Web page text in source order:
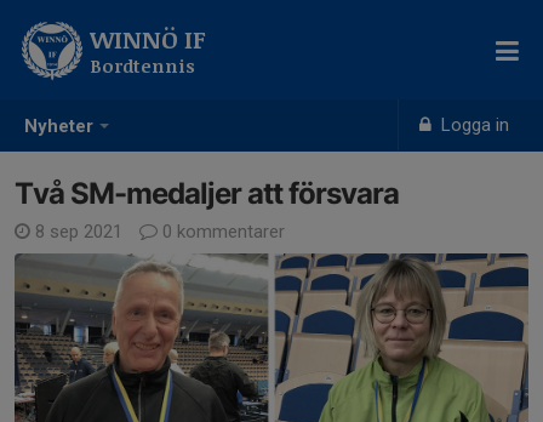
Nyheter Logga in
WINNÖ IF
Bordtennis
Två SM-medaljer att försvara
8 sep 2021 0 kommentarer